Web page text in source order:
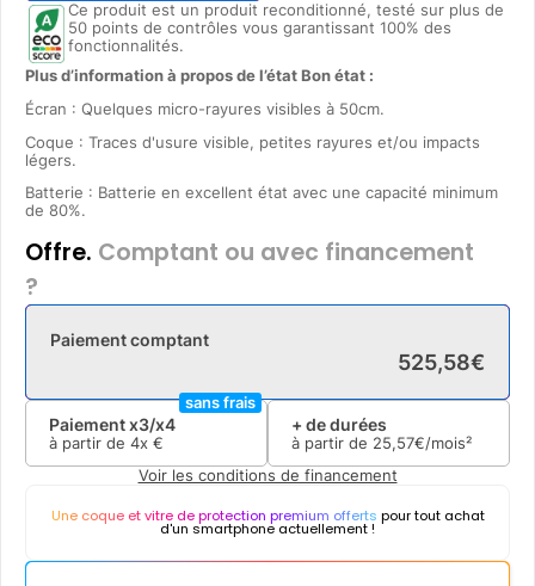
Ce produit est un produit reconditionné, testé sur plus de
50 points de contrôles vous garantissant 100% des
fonctionnalités.
Plus d’information à propos de l’état Bon état :
Écran : Quelques micro-rayures visibles à 50cm.
Coque : Traces d'usure visible, petites rayures et/ou impacts
légers.
Batterie : Batterie en excellent état avec une capacité minimum
de 80%.
Offre. Comptant ou avec financement
?
Paiement comptant
525,58€
Paiement x3/x4
à partir de 4x €
sans frais
+ de durées
à partir de 25,57€/mois²
Voir les conditions de financement
Une coque et vitre de protection premium offerts pour tout achat
d'un smartphone actuellement !